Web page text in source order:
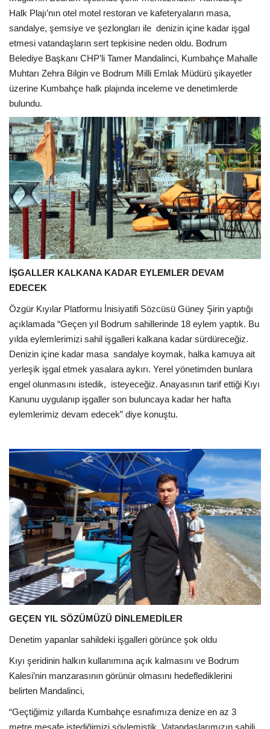
Halk Plajı’nın otel motel restoran ve kafeteryaların masa,
sandalye, şemsiye ve şezlongları ile denizin içine kadar işgal
etmesi vatandaşların sert tepkisine neden oldu. Bodrum
Belediye Başkanı CHP’li Tamer Mandalinci, Kumbahçe Mahalle
Muhtarı Zehra Bilgin ve Bodrum Milli Emlak Müdürü şikayetler
üzerine Kumbahçe halk plajında inceleme ve denetimlerde
bulundu.
İŞGALLER KALKANA KADAR EYLEMLER DEVAM
EDECEK
Özgür Kıyılar Platformu İnisiyatifi Sözcüsü Güney Şirin yaptığı
açıklamada “Geçen yıl Bodrum sahillerinde 18 eylem yaptık. Bu
yılda eylemlerimizi sahil işgalleri kalkana kadar sürdüreceğiz.
Denizin içine kadar masa sandalye koymak, halka kamuya ait
yerleşik işgal etmek yasalara aykırı. Yerel yönetimden bunlara
engel olunmasını istedik, isteyeceğiz. Anayasının tarif ettiği Kıyı
Kanunu uygulanıp işgaller son buluncaya kadar her hafta
eylemlerimiz devam edecek” diye konuştu.
GEÇEN YIL SÖZÜMÜZÜ DİNLEMEDİLER
Denetim yapanlar sahildeki işgalleri görünce şok oldu
Kıyı şeridinin halkın kullanımına açık kalmasını ve Bodrum
Kalesi’nin manzarasının görünür olmasını hedeflediklerini
belirten Mandalinci,
“Geçtiğimiz yıllarda Kumbahçe esnafımıza denize en az 3
metre mesafe istediğimizi söylemiştik. Vatandaşlarımızın sahili